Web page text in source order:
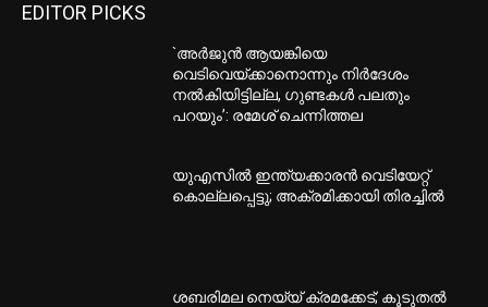
EDITOR PICKS
`അര്‍ജുന്‍ ആയങ്കിയെ
വെടിവെയ്ക്കാനൊന്നും നിര്‍ദേശം
നല്‍കിയിട്ടില്ല, ഗുണ്ടകള്‍ പലതും
പറയും’: രമേശ് ചെന്നിത്തല
യുഎസില്‍ ഇന്ത്യക്കാരന്‍ വെടിയേറ്റ്
കൊല്ലപ്പെട്ടു; അക്രമിക്കായി തിരച്ചില്‍
ശബരിമല നെയ്യ് ക്രമക്കേട്; കൂടുതല്‍